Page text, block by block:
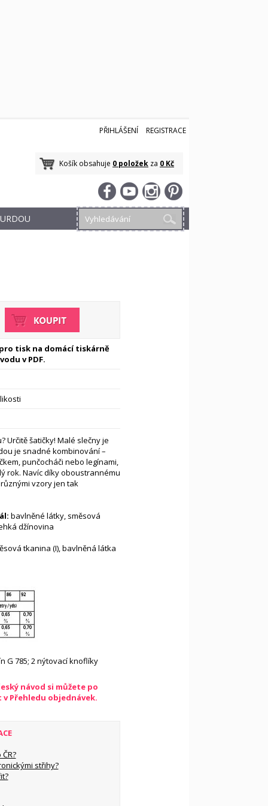
PŘIHLÁŠENÍ REGISTRACE
Košík obsahuje 0 položek za 0 Kč
tisk na domácí tiskárně
v PDF.
Určitě šatičky! Malé slečny je
je snadné kombinování –
punčocháči nebo legínami,
rok. Navíc díky oboustrannému
vzory jen tak
bavlněné látky, směsová
džínovina
tkanina (I), bavlněná látka
G 785; 2 nýtovací knoflíky
návod si můžete po
Přehledu objednávek.
střihy?